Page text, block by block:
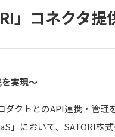
」コネクタ提
実現～
ダクトとのAPI連携・管理
」において、SATORI株